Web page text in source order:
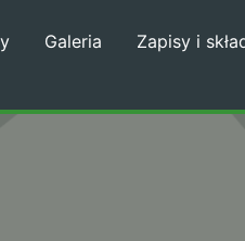
Galeria Zapisy i